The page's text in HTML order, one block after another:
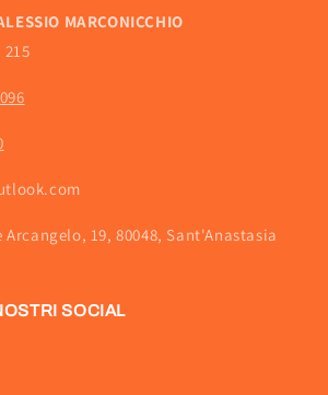
MARCONICCHIO
215
Arcangelo, 19, 80048, Sant'Anastasia
SOCIAL